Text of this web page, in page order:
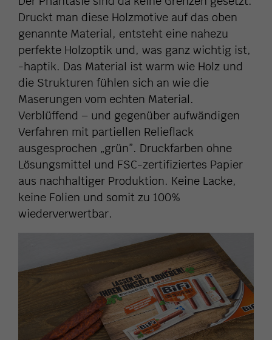
Druckt man diese Holzmotive auf das oben
genannte Material, entsteht eine nahezu
perfekte Holzoptik und, was ganz wichtig ist,
-haptik. Das Material ist warm wie Holz und
die Strukturen fühlen sich an wie die
Maserungen vom echten Material.
Verblüffend – und gegenüber aufwändigen
Verfahren mit partiellen Relieflack
ausgesprochen „grün”. Druckfarben ohne
Lösungsmittel und FSC-zertifiziertes Papier
aus nachhaltiger Produktion. Keine Lacke,
keine Folien und somit zu 100%
wiederverwertbar.